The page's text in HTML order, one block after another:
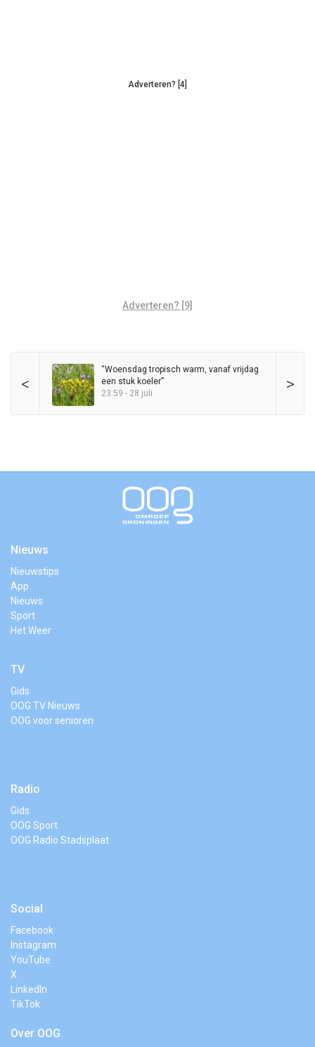
Adverteren? [4]
Adverteren? [9]
< >
“Woensdag tropisch warm, vanaf vrijdag
een stuk koeler”
23:59 - 28 juli
Nieuws
Nieuwstips
App
Nieuws
Sport
Het Weer
TV
Gids
OOG TV Nieuws
OOG voor senioren
Radio
Gids
OOG Sport
OOG Radio Stadsplaat
Social
Facebook
Instagram
YouTube
X
LinkedIn
TikTok
Over OOG